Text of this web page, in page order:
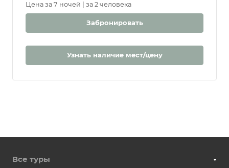
Цена за 7 ночей | за 2 человека
Забронировать
Узнать наличие мест/цену
Все туры